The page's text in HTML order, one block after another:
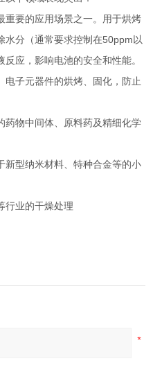
重要的应用场景之一。用于烘烤
水分（通常要求控制在50ppm以
应，影响电池的安全和性能。
电子元器件的烘烤、固化，防止
药物中间体、原料药及精细化学
新型纳米材料、特种合金等的小
行业的干燥处理